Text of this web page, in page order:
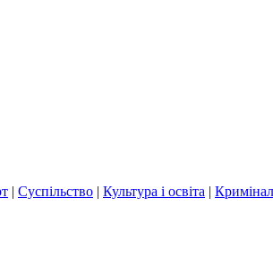
| Суспільство | Культура і освіта | Кримінал